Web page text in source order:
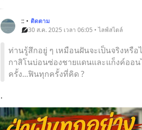
:: • ติดตาม
30 ส.ค. 2025 เวลา 06:05 • ไลฟ์สไตล์
ท่านรู้สึกอยู่ ๆ เหมือนฝันจะเป็นจริงหรื
กาสิโนบ่อนซ่องชายแดนและแก็งค์ออน
ครั้ง...ฟินทุกครั้งที่คิด ?
.